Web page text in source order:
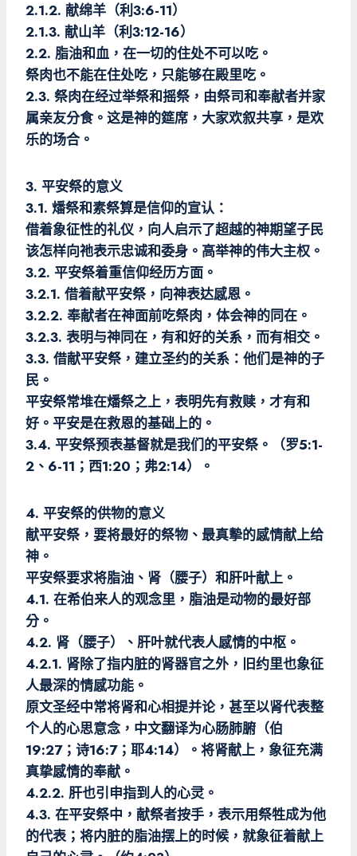
2.1.2. 献绵羊（利3:6-11）
2.1.3. 献山羊（利3:12-16）
2.2. 脂油和血，在一切的住处不可以吃。
祭肉也不能在住处吃，只能够在殿里吃。
2.3. 祭肉在经过举祭和摇祭，由祭司和奉献者并家
属亲友分食。这是神的筵席，大家欢叙共享，是欢
乐的场合。
3. 平安祭的意义
3.1. 燔祭和素祭算是信仰的宣认：
借着象征性的礼仪，向人启示了超越的神期望子民
该怎样向祂表示忠诚和委身。高举神的伟大主权。
3.2. 平安祭着重信仰经历方面。
3.2.1. 借着献平安祭，向神表达感恩。
3.2.2. 奉献者在神面前吃祭肉，体会神的同在。
3.2.3. 表明与神同在，有和好的关系，而有相交。
3.3. 借献平安祭，建立圣约的关系：他们是神的子
民。
平安祭常堆在燔祭之上，表明先有救赎，才有和
好。平安是在救恩的基础上的。
3.4. 平安祭预表基督就是我们的平安祭。（罗5:1-
2、6-11；西1:20；弗2:14）。
4. 平安祭的供物的意义
献平安祭，要将最好的祭物、最真摰的感情献上给
神。
平安祭要求将脂油、肾（腰子）和肝叶献上。
4.1. 在希伯来人的观念里，脂油是动物的最好部
分。
4.2. 肾（腰子）、肝叶就代表人感情的中枢。
4.2.1. 肾除了指内脏的肾器官之外，旧约里也象征
人最深的情感功能。
原文圣经中常将肾和心相提并论，甚至以肾代表整
个人的心思意念，中文翻译为心肠肺腑（伯
19:27；诗16:7；耶4:14）。将肾献上，象征充满
真挚感情的奉献。
4.2.2. 肝也引申指到人的心灵。
4.3. 在平安祭中，献祭者按手，表示用祭牲成为他
的代表；将内脏的脂油摆上的时候，就象征着献上